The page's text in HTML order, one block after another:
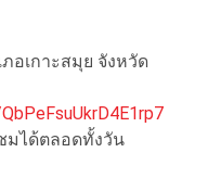
อเกาะสมุย จังหวัด
มได้ตลอดทั้งวัน